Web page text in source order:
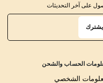
الحساب والشحن
الشخصي
على آخر التحديثات
يشترك